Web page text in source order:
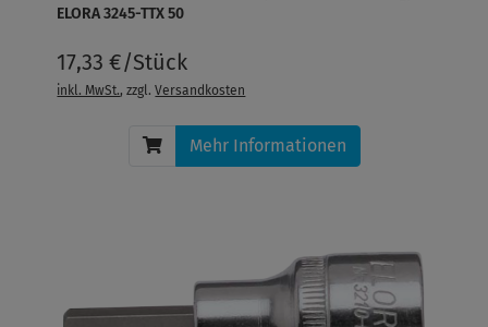
ELORA 3245-TTX 50
17,33 €/Stück
inkl. MwSt., zzgl.Versandkosten
Mehr Informationen